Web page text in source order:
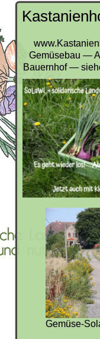
Gemüsebau —
Bauernhof —
Gemüse-